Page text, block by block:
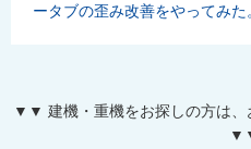
ータブの歪み改善をやってみた
▼▼ 建機・重機をお探しの方は、